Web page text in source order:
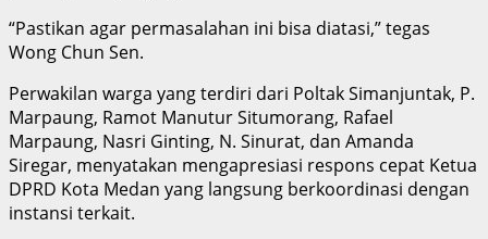
“Pastikan agar permasalahan ini bisa diatasi,” tegas
Wong Chun Sen.
Perwakilan warga yang terdiri dari Poltak Simanjuntak, P.
Marpaung, Ramot Manutur Situmorang, Rafael
Marpaung, Nasri Ginting, N. Sinurat, dan Amanda
Siregar, menyatakan mengapresiasi respons cepat Ketua
DPRD Kota Medan yang langsung berkoordinasi dengan
instansi terkait.